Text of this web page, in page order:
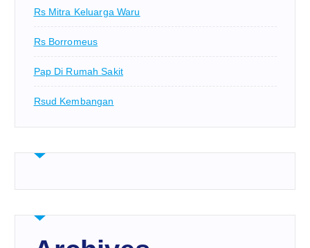
Rs Mitra Keluarga Waru
Rs Borromeus
Pap Di Rumah Sakit
Rsud Kembangan